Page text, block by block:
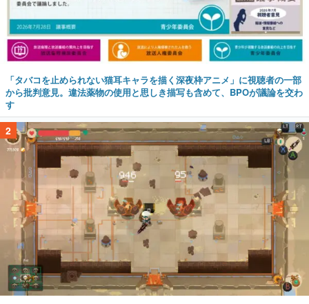
「タバコを止められない猫耳キャラを描く深夜枠アニメ」に視聴者の一部
から批判意見。違法薬物の使用と思しき描写も含めて、BPOが議論を交わ
す
2